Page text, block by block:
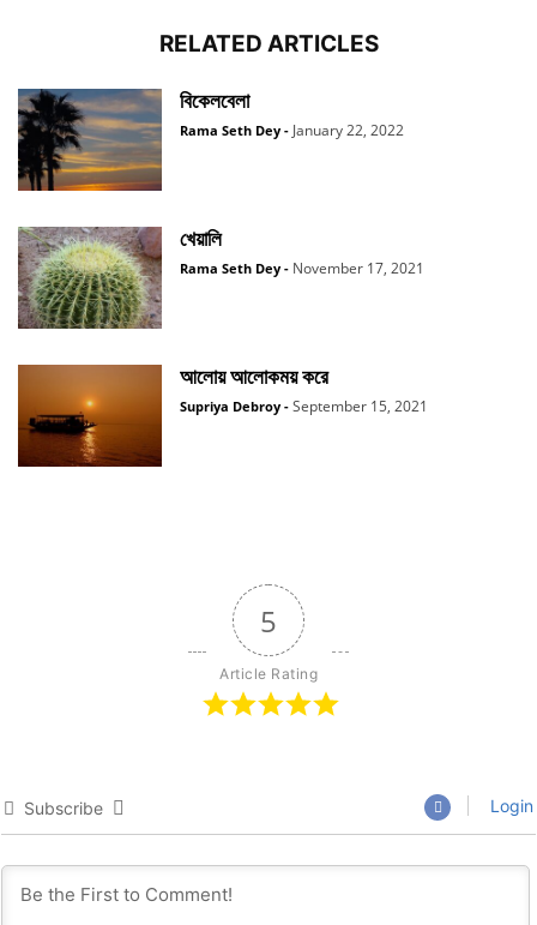
RELATED ARTICLES
বিকেলবেলা
Rama Seth Dey - January 22, 2022
খেয়ালি
Rama Seth Dey - November 17, 2021
আলোয় আলোকময় করে
Supriya Debroy - September 15, 2021
5
Article Rating
Subscribe Login